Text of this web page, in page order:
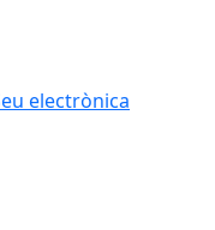
electrònica